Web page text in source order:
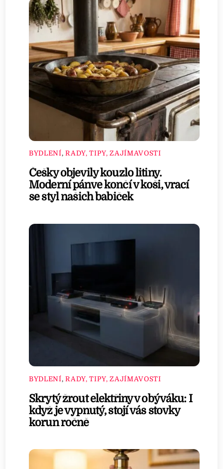
BYDLENÍ,RADY, TIPY, ZAJÍMAVOSTI
Češky objevily kouzlo litiny.
Moderní pánve končí v koši, vrací
se styl našich babiček
BYDLENÍ,RADY, TIPY, ZAJÍMAVOSTI
Skrytý žrout elektřiny v obýváku: I
když je vypnutý, stojí vás stovky
korun ročně